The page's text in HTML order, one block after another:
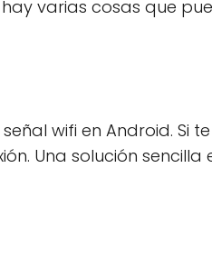
varias cosas que
wifi en Android. Si te
Una solución sencilla